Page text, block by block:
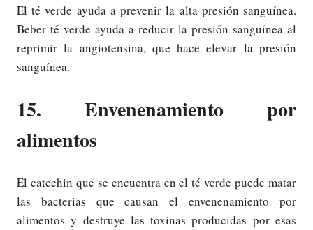
El té verde ayuda a prevenir la alta presión sanguínea.
Beber té verde ayuda a reducir la presión sanguínea al
reprimir la angiotensina, que hace elevar la presión
sanguínea.
15. Envenenamiento por
alimentos
El catechin que se encuentra en el té verde puede matar
las bacterias que causan el envenenamiento por
alimentos y destruye las toxinas producidas por esas